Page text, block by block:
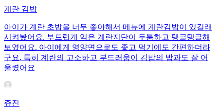
계란 김밥
아이가 계란 초밥을 너무 좋아해서 메뉴에 계란김밥이 있길래
시켜봤어요. 부드럽게 익은 계란지단이 두툼하고 탱글탱글해
보였어요. 아이에게 영양면으로도 좋고 먹기에도 간편하더라
구요. 특히 계란의 고소하고 부드러움이 김밥의 밥과도 잘 어
울렸어요
쥬진